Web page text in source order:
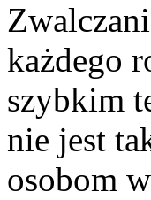
każdego
szybkim
nie jest
osobom